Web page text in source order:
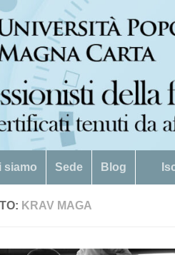
siamo Sede Blog
KRAV MAGA